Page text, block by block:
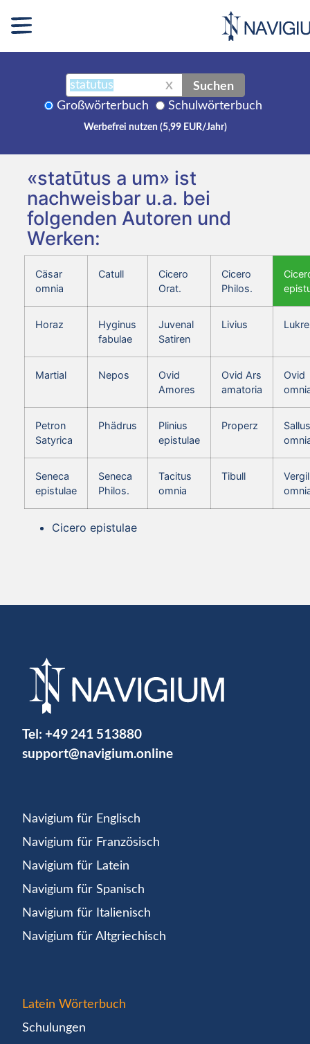
X Suchen
Großwörterbuch Schulwörterbuch
Werbefrei nutzen (5,99 EUR/Jahr)
«statūtus a um» ist
nachweisbar u.a. bei
folgenden Autoren und
Werken:
Cäsar
omnia
Catull
Cicero
Orat.
Cicero
Philos.
Horaz
Hyginus
fabulae
Juvenal
Satiren
Livius
Martial Nepos
Ovid
Amores
Ovid Ars
amatoria
Ovid
Petron
Satyrica
Phädrus
Plinius
epistulae
Properz
Seneca
epistulae
Seneca
Philos.
Tacitus
omnia
Tibull
Vergil
Cicero epistulae
Tel: +49 241 513880
support@navigium.online
Navigium für Englisch
Navigium für Französisch
Navigium für Latein
Navigium für Spanisch
Navigium für Italienisch
Navigium für Altgriechisch
Latein Wörterbuch
Schulungen